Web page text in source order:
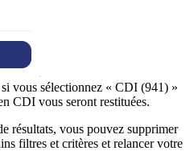
vous sélectionnez « CDI (941) »
CDI vous seront restituées.
résultats, vous pouvez supprimer
filtres et critères et relancer votre